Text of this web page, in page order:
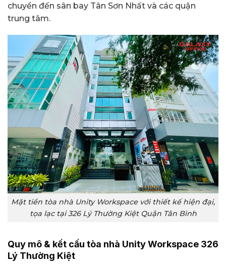
chuyển đến sân bay Tân Sơn Nhất và các quận
trung tâm.
Mặt tiền tòa nhà Unity Workspace với thiết kế hiện đại,
tọa lạc tại 326 Lý Thường Kiệt Quận Tân Bình
Quy mô & kết cấu tòa nhà Unity Workspace 326
Lý Thường Kiệt